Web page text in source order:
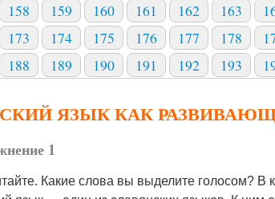
158 159 160 161 162 163
173 174 175 176 177 178
188 189 190 191 192 193
ЯЗЫК КАК
1
Какие слова вы выделите голосом? В